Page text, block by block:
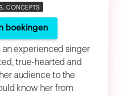
CONCEPTS
boekingen
an experienced singer
true-hearted and
audience to the
know her from